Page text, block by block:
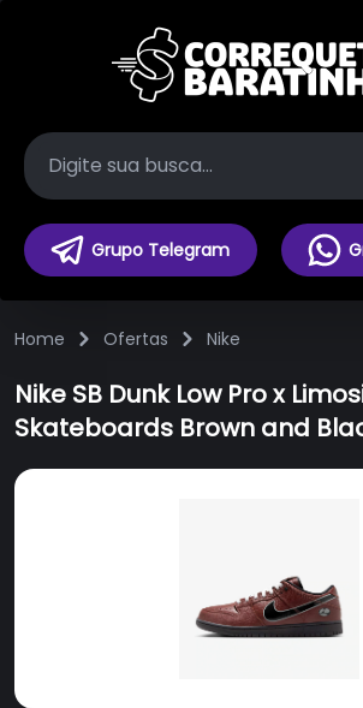
Grupo Telegram
Home Ofertas Nike
Nike SB Dunk Low Pro x
Skateboards Brown and